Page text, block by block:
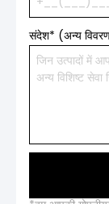
संदेश* (अन्य